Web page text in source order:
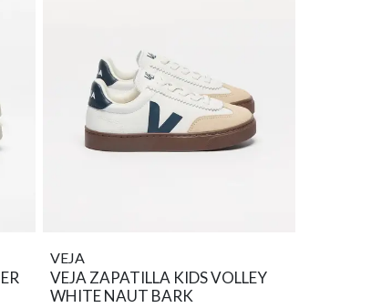
VEJA
VEJA ZAPATILLA KIDS VOLLEY
WHITE NAUT BARK